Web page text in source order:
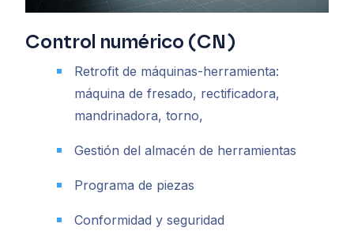
Control numérico (CN)
Retrofit de máquinas-herramienta:
máquina de fresado, rectificadora,
mandrinadora, torno,
Gestión del almacén de herramientas
Programa de piezas
Conformidad y seguridad